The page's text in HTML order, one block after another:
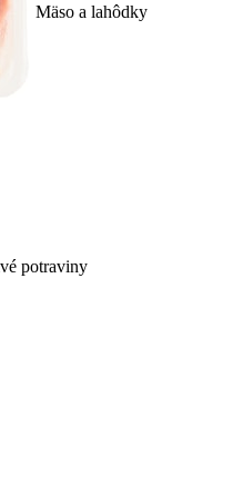
Mäso a lahôdky
potraviny